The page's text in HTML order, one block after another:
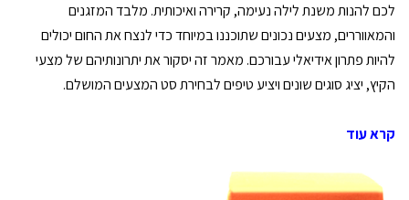
לכם להנות משנת לילה נעימה, קרירה ואיכותית. מלבד המזגנים
והמאווררים, מצעים נכונים שתוכננו במיוחד כדי לנצח את החום יכולים
להיות פתרון אידיאלי עבורכם. מאמר זה יסקור את יתרונותיהם של מצעי
הקיץ, יציג סוגים שונים ויציע טיפים לבחירת סט המצעים המושלם.
קרא עוד